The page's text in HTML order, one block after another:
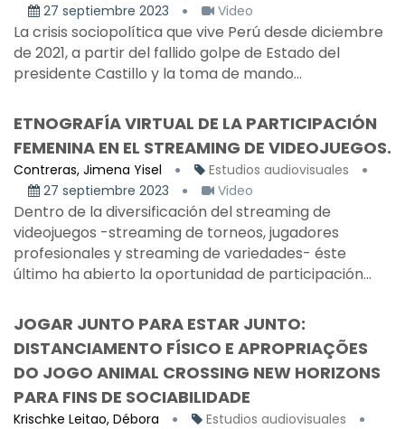
27 septiembre 2023
Video
La crisis sociopolítica que vive Perú desde diciembre
de 2021, a partir del fallido golpe de Estado del
presidente Castillo y la toma de mando...
ETNOGRAFÍA VIRTUAL DE LA PARTICIPACIÓN
FEMENINA EN EL STREAMING DE VIDEOJUEGOS.
Contreras, Jimena Yisel
Estudios audiovisuales
27 septiembre 2023
Video
Dentro de la diversificación del streaming de
videojuegos -streaming de torneos, jugadores
profesionales y streaming de variedades- éste
último ha abierto la oportunidad de participación...
JOGAR JUNTO PARA ESTAR JUNTO:
DISTANCIAMENTO FÍSICO E APROPRIAÇÕES
DO JOGO ANIMAL CROSSING NEW HORIZONS
PARA FINS DE SOCIABILIDADE
Krischke Leitao, Débora
Estudios audiovisuales